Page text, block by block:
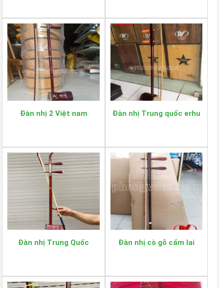
Đàn nhị 2 Việt nam Đàn nhị Trung quốc erhu
Đàn nhị Trung Quốc Đàn nhị cò gỗ cẩm lai